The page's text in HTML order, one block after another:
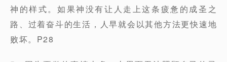
神的样式。如果神没有让人走上这条疲惫的成圣之
路、过着奋斗的生活，人早就会以其他方法更快速地
败坏。P28